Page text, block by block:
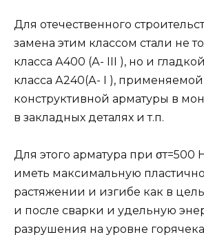
Для отечественного
замена этим классом стали не
класса А400 (А- III ), но и
класса А240(А- I ),
конструктивной арматуры в
в закладных деталях и т.п.
Для этого арматура при
иметь максимальную
растяжении и изгибе как в
и после сварки и удельную
разрушения на уровне